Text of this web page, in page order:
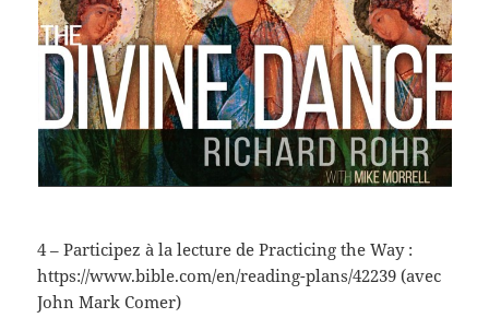
4 – Participez à la lecture de Practicing the Way :
https://www.bible.com/en/reading-plans/42239 (avec
John Mark Comer)